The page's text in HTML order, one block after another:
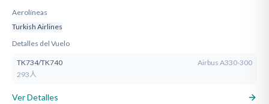
Aerolíneas
Turkish Airlines
Detalles del Vuelo
TK734/TK740
Airbus A330-300
293人
Ver Detalles